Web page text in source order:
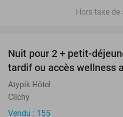
Hors taxe
Nuit pour 2 + petit-
tardif ou accès wellness
Atypik Hôtel
Clichy
Vendu : 155